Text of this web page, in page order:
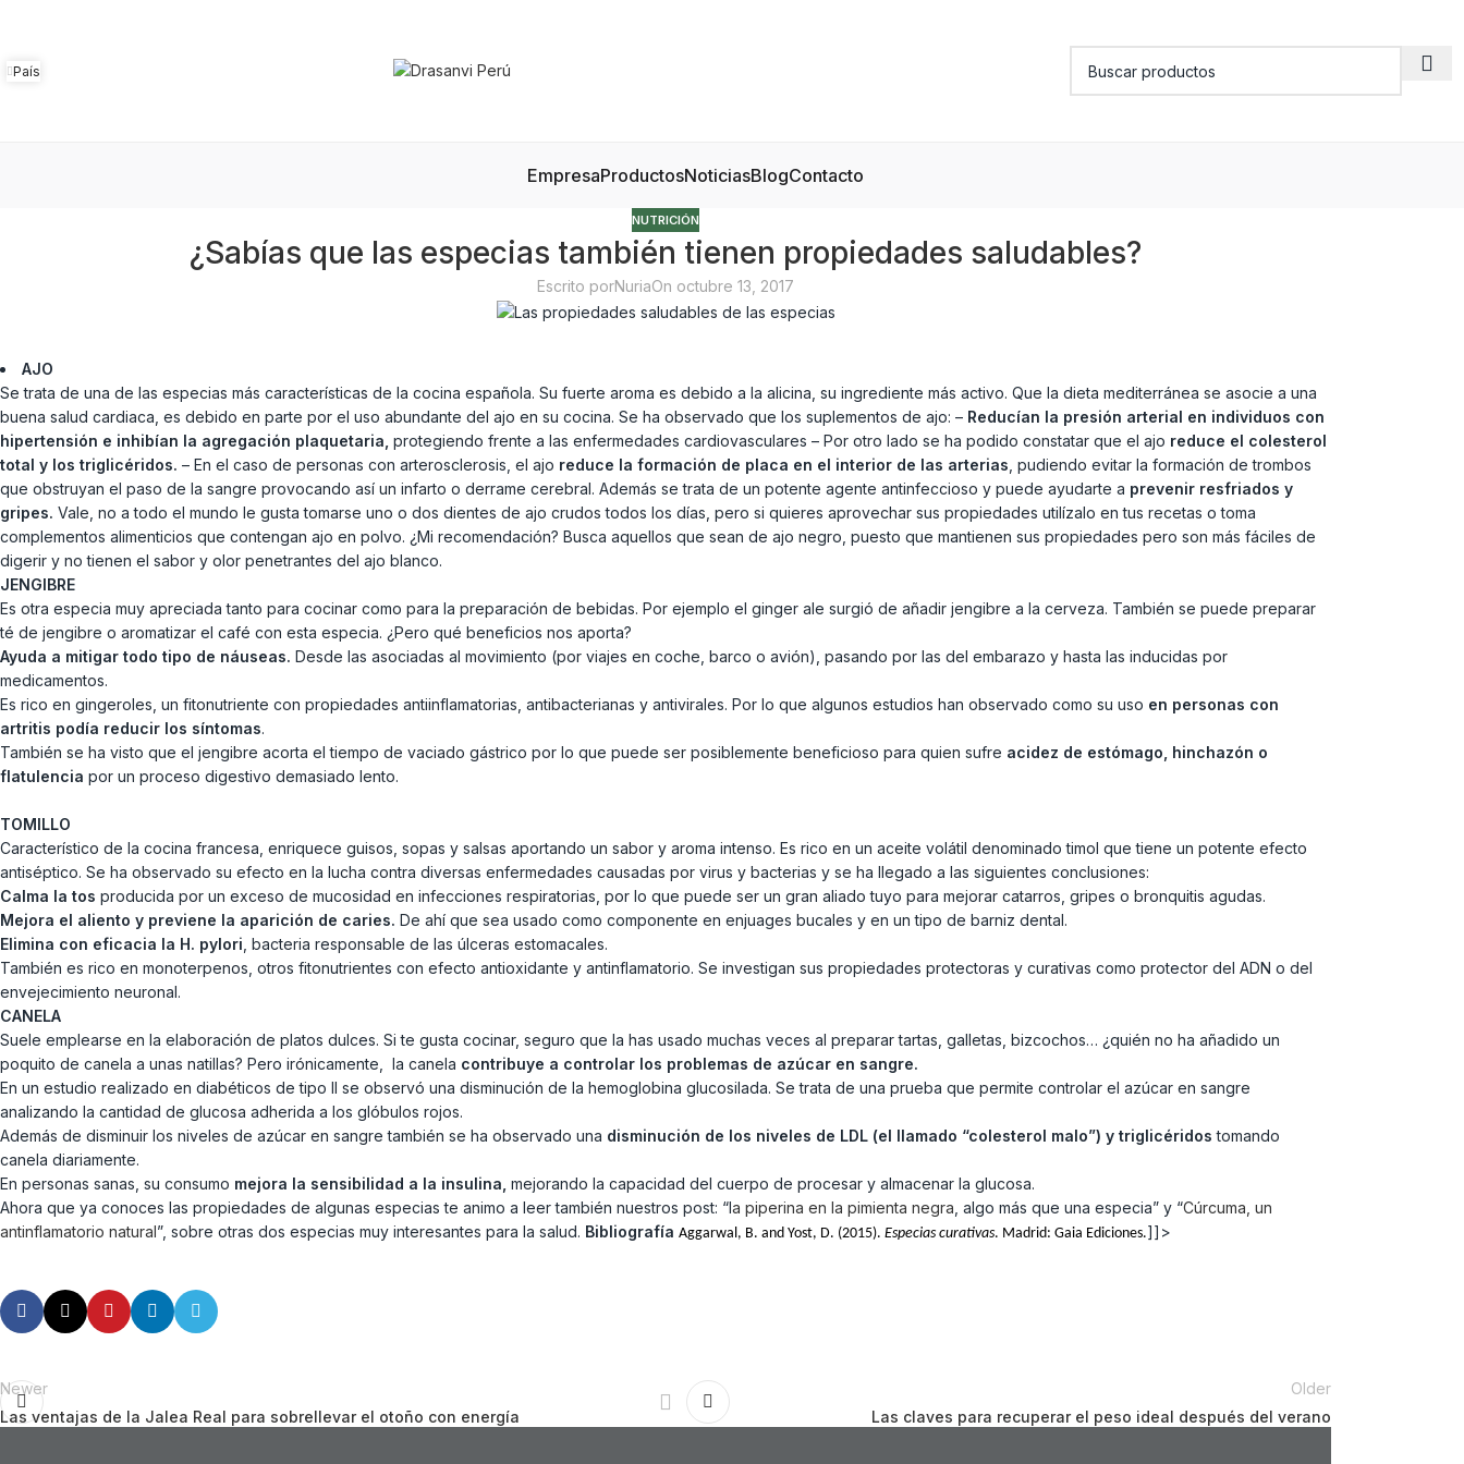
País
EmpresaProductosNoticiasBlogContacto
NUTRICIÓN
¿Sabías que las especias también tienen propiedades saludables?
Escrito porNuriaOn octubre 13, 2017
AJO
Se trata de una de las especias más características de la cocina española. Su fuerte aroma es debido a la alicina, su ingrediente más activo. Que la dieta mediterránea se asocie a una
buena salud cardiaca, es debido en parte por el uso abundante del ajo en su cocina. Se ha observado que los suplementos de ajo: – Reducían la presión arterial en individuos con
hipertensión e inhibían la agregación plaquetaria, protegiendo frente a las enfermedades cardiovasculares – Por otro lado se ha podido constatar que el ajo reduce el colesterol
total y los triglicéridos. – En el caso de personas con arterosclerosis, el ajo reduce la formación de placa en el interior de las arterias , pudiendo evitar la formación de trombos
que obstruyan el paso de la sangre provocando así un infarto o derrame cerebral. Además se trata de un potente agente antinfeccioso y puede ayudarte a prevenir resfriados y
gripes. Vale, no a todo el mundo le gusta tomarse uno o dos dientes de ajo crudos todos los días, pero si quieres aprovechar sus propiedades utilízalo en tus recetas o toma
complementos alimenticios que contengan ajo en polvo. ¿Mi recomendación? Busca aquellos que sean de ajo negro, puesto que mantienen sus propiedades pero son más fáciles de
digerir y no tienen el sabor y olor penetrantes del ajo blanco.
JENGIBRE
Es otra especia muy apreciada tanto para cocinar como para la preparación de bebidas. Por ejemplo el ginger ale surgió de añadir jengibre a la cerveza. También se puede preparar
té de jengibre o aromatizar el café con esta especia. ¿Pero qué beneficios nos aporta?
Ayuda a mitigar todo tipo de náuseas. Desde las asociadas al movimiento (por viajes en coche, barco o avión), pasando por las del embarazo y hasta las inducidas por
medicamentos.
Es rico en gingeroles, un fitonutriente con propiedades antiinflamatorias, antibacterianas y antivirales. Por lo que algunos estudios han observado como su uso en personas con
artritis podía reducir los síntomas.
También se ha visto que el jengibre acorta el tiempo de vaciado gástrico por lo que puede ser posiblemente beneficioso para quien sufre acidez de estómago, hinchazón o
flatulencia por un proceso digestivo demasiado lento.
TOMILLO
Característico de la cocina francesa, enriquece guisos, sopas y salsas aportando un sabor y aroma intenso. Es rico en un aceite volátil denominado timol que tiene un potente efecto
antiséptico. Se ha observado su efecto en la lucha contra diversas enfermedades causadas por virus y bacterias y se ha llegado a las siguientes conclusiones:
Calma la tos producida por un exceso de mucosidad en infecciones respiratorias, por lo que puede ser un gran aliado tuyo para mejorar catarros, gripes o bronquitis agudas.
Mejora el aliento y previene la aparición de caries. De ahí que sea usado como componente en enjuages bucales y en un tipo de barniz dental.
Elimina con eficacia la H. pylori , bacteria responsable de las úlceras estomacales.
También es rico en monoterpenos, otros fitonutrientes con efecto antioxidante y antinflamatorio. Se investigan sus propiedades protectoras y curativas como protector del ADN o del
envejecimiento neuronal.
CANELA
Suele emplearse en la elaboración de platos dulces. Si te gusta cocinar, seguro que la has usado muchas veces al preparar tartas, galletas, bizcochos… ¿quién no ha añadido un
poquito de canela a unas natillas? Pero irónicamente, la canela contribuye a controlar los problemas de azúcar en sangre.
En un estudio realizado en diabéticos de tipo II se observó una disminución de la hemoglobina glucosilada. Se trata de una prueba que permite controlar el azúcar en sangre
analizando la cantidad de glucosa adherida a los glóbulos rojos.
Además de disminuir los niveles de azúcar en sangre también se ha observado una disminución de los niveles de LDL (el llamado “colesterol malo”) y triglicéridos tomando
canela diariamente.
En personas sanas, su consumo mejora la sensibilidad a la insulina, mejorando la capacidad del cuerpo de procesar y almacenar la glucosa.
Ahora que ya conoces las propiedades de algunas especias te animo a leer también nuestros post: “la piperina en la pimienta negra , algo más que una especia” y “Cúrcuma, un
antinflamatorio natural”, sobre otras dos especias muy interesantes para la salud. Bibliografía Aggarwal, B. and Yost, D. (2015). Especias curativas. Madrid: Gaia Ediciones.]]>
Newer
Las ventajas de la Jalea Real para sobrellevar el otoño con energía
Older
Las claves para recuperar el peso ideal después del verano